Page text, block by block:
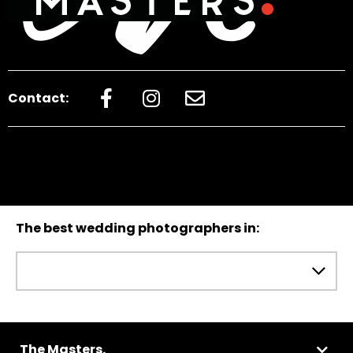
Contact:
The best wedding photographers in: